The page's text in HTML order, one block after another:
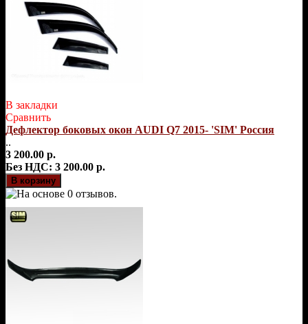
В закладки
Сравнить
Дефлектор боковых окон AUDI Q7 2015- 'SIM' Россия
..
3 200.00 р.
Без НДС: 3 200.00 р.